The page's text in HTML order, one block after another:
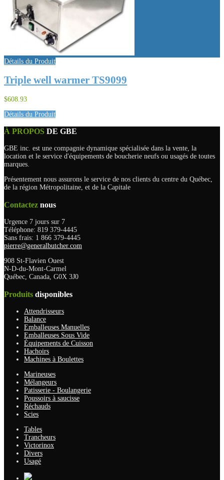
Détails du Produit
Triple well warmer TS9099
$608.93
Détails du Produit
À PROPOS DE GBE
GBE inc. est une compagnie dynamique spécialisée dans la vente, la
location et le service d'équipements de boucherie neufs ou usagés de toutes
marques.
Présentement nous assurons le service de nos clients du centre du Québec,
de la région Métropolitaine, et de la Capitale
Contactez nous
Urgence 7 jours sur 7
Téléphone: 819 379-4445
Sans frais: 1 866 379-4445
pierre@generalbutcher.com
908 St-Flavien Ouest
N-D-du-Mont-Carmel
Québec, Canada, G0X 3J0
Produits disponibles
Attendrisseurs
Balance
Emballeuses Manuelles
Emballeuses Sous Vide
Équipements de Cuisson
Hachoirs
Machines à Boulettes
Marineuses
Mélangeurs
Patisserie - Boulangerie
Poussoirs à saucisse
Réchauds
Scies
Tables
Trancheurs
Victorinox
Divers
Usagé